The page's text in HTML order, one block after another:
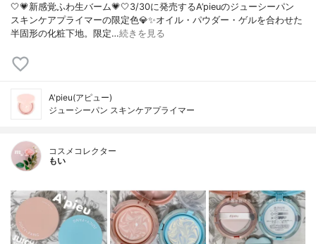
🤍💗新感覚ふわ生バーム💗🤍3/30に発売するA’pieuのジューシーパン
スキンケアプライマーの限定色💎✨オイル・パウダー・ゲルを合わせた
半固形の化粧下地。限定…続きを見る
A'pieu(アピュー)
ジューシーパン スキンケアプライマー
コスメコレクター
もい